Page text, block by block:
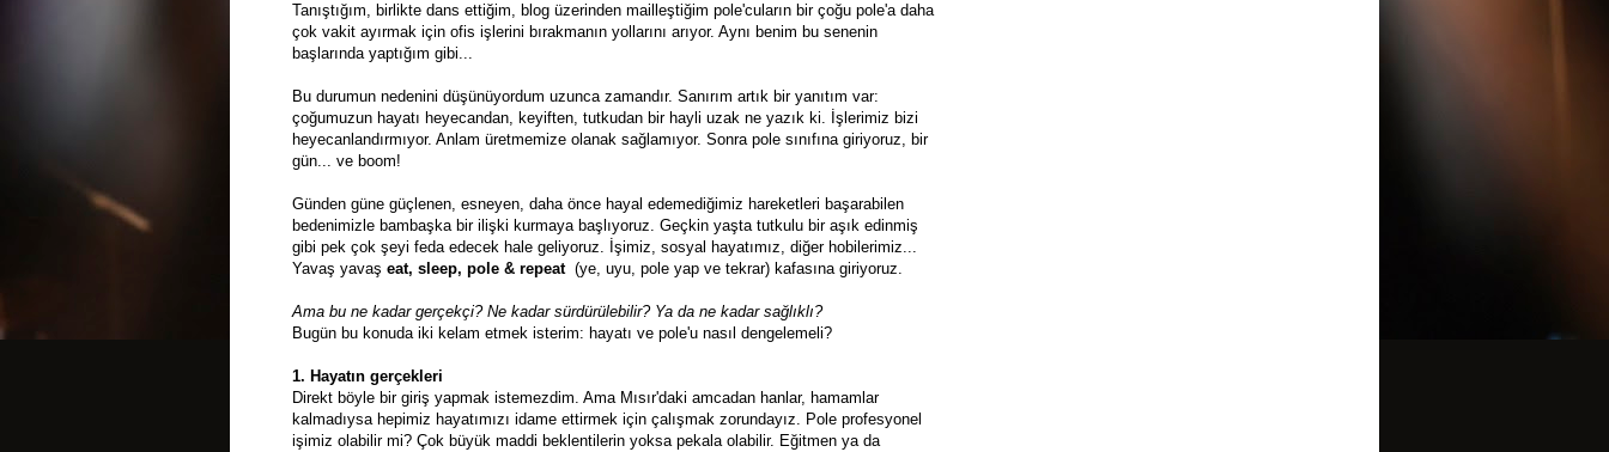
Tanıştığım, birlikte dans ettiğim, blog üzerinden mailleştiğim pole'cuların bir çoğu pole'a daha
çok vakit ayırmak için ofis işlerini bırakmanın yollarını arıyor. Aynı benim bu senenin
başlarında yaptığım gibi...
Bu durumun nedenini düşünüyordum uzunca zamandır. Sanırım artık bir yanıtım var:
çoğumuzun hayatı heyecandan, keyiften, tutkudan bir hayli uzak ne yazık ki. İşlerimiz bizi
heyecanlandırmıyor. Anlam üretmemize olanak sağlamıyor. Sonra pole sınıfına giriyoruz, bir
gün... ve boom!
Günden güne güçlenen, esneyen, daha önce hayal edemediğimiz hareketleri başarabilen
bedenimizle bambaşka bir ilişki kurmaya başlıyoruz. Geçkin yaşta tutkulu bir aşık edinmiş
gibi pek çok şeyi feda edecek hale geliyoruz. İşimiz, sosyal hayatımız, diğer hobilerimiz...
Yavaş yavaş eat, sleep, pole & repeat(ye, uyu, pole yap ve tekrar) kafasına giriyoruz.
Ama bu ne kadar gerçekçi? Ne kadar sürdürülebilir? Ya da ne kadar sağlıklı?
Bugün bu konuda iki kelam etmek isterim: hayatı ve pole'u nasıl dengelemeli?
1. Hayatın gerçekleri
Direkt böyle bir giriş yapmak istemezdim. Ama Mısır'daki amcadan hanlar, hamamlar
kalmadıysa hepimiz hayatımızı idame ettirmek için çalışmak zorundayız. Pole profesyonel
işimiz olabilir mi? Çok büyük maddi beklentilerin yoksa pekala olabilir. Eğitmen ya da